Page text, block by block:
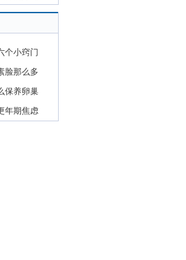
个小窍门
脸那么多
保养卵巢
年期焦虑